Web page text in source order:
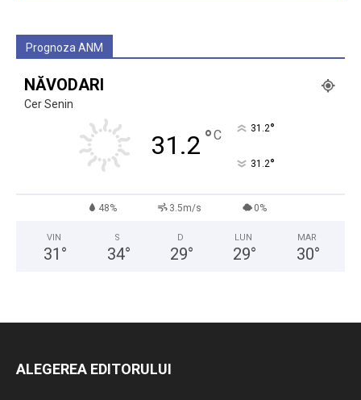
Prognoza ANM
NĂVODARI
Cer Senin
31.2 °C 31.2°
31.2°
48% 3.5m/s 0%
VIN
31 °
S
34°
D
29°
LUN
29°
MAR
30°
ALEGEREA EDITORULUI